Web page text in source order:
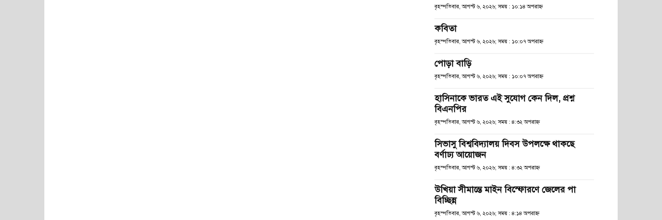
বৃহস্পতিবার, আগস্ট ৬, ২০২৬; সময় : ১০:১৪ অপরাহ্ণ
কবিতা
বৃহস্পতিবার, আগস্ট ৬, ২০২৬; সময় : ১০:০৭ অপরাহ্ণ
পোড়া বাড়ি
বৃহস্পতিবার, আগস্ট ৬, ২০২৬; সময় : ১০:০৭ অপরাহ্ণ
হাসিনাকে ভারত এই সুযোগ কেন দিল, প্রশ্ন
বিএনপির
বৃহস্পতিবার, আগস্ট ৬, ২০২৬; সময় : ৪:৩২ অপরাহ্ণ
সিভাসু বিশ্ববিদ্যালয় দিবস উপলক্ষে থাকছে
বর্ণাঢ্য আয়োজন
বৃহস্পতিবার, আগস্ট ৬, ২০২৬; সময় : ৪:৩২ অপরাহ্ণ
উখিয়া সীমান্তে মাইন বিস্ফোরণে জেলের পা
বিচ্ছিন্ন
বৃহস্পতিবার, আগস্ট ৬, ২০২৬; সময় : ৪:১৪ অপরাহ্ণ